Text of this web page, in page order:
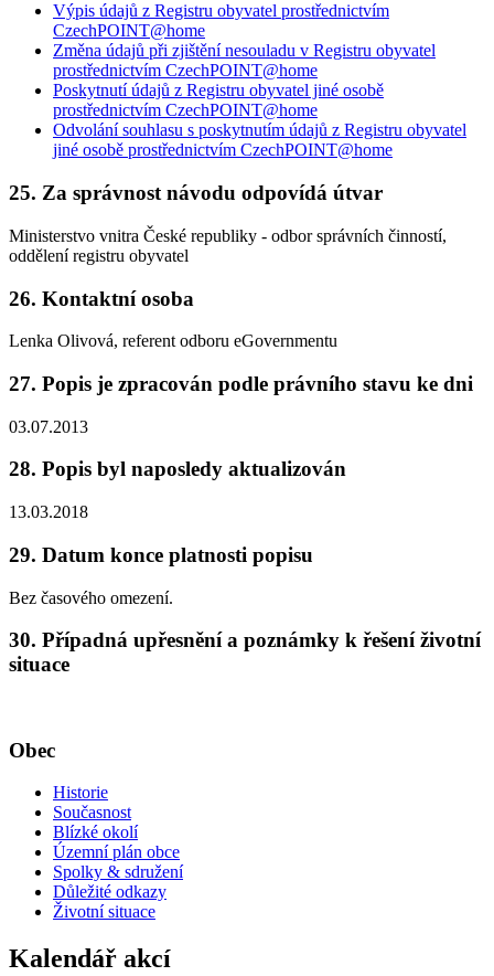
Výpis údajů z Registru obyvatel prostřednictvím
CzechPOINT@home
Změna údajů při zjištění nesouladu v Registru obyvatel
prostřednictvím CzechPOINT@home
Poskytnutí údajů z Registru obyvatel jiné osobě
prostřednictvím CzechPOINT@home
Odvolání souhlasu s poskytnutím údajů z Registru obyvatel
jiné osobě prostřednictvím CzechPOINT@home
25. Za správnost návodu odpovídá útvar
Ministerstvo vnitra České republiky - odbor správních činností,
oddělení registru obyvatel
26. Kontaktní osoba
Lenka Olivová, referent odboru eGovernmentu
27. Popis je zpracován podle právního stavu ke dni
03.07.2013
28. Popis byl naposledy aktualizován
13.03.2018
29. Datum konce platnosti popisu
Bez časového omezení.
30. Případná upřesnění a poznámky k řešení životní
situace
Obec
Historie
Současnost
Blízké okolí
Územní plán obce
Spolky & sdružení
Důležité odkazy
Životní situace
Kalendář akcí